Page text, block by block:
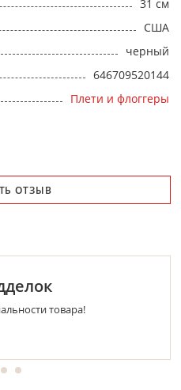
31 см
США
черный
646709520144
Плети и флоггеры
ОТЗЫВ
товара!